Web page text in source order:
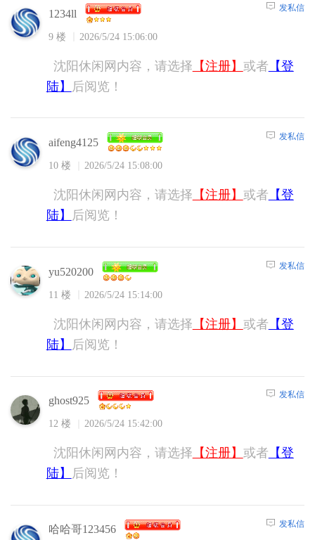
1234ll
9 楼 2026/5/24 15:06:00
发私信
沈阳休闲网内容，请选择 【注册】 或者 【登
陆】
后阅览！
aifeng4125
10 楼 2026/5/24 15:08:00
发私信
沈阳休闲网内容，请选择 【注册】 或者 【登
陆】
后阅览！
yu520200
11 楼 2026/5/24 15:14:00
发私信
沈阳休闲网内容，请选择 【注册】 或者 【登
陆】
后阅览！
ghost925
12 楼 2026/5/24 15:42:00
发私信
沈阳休闲网内容，请选择 【注册】 或者 【登
陆】
后阅览！
哈哈哥123456 发私信